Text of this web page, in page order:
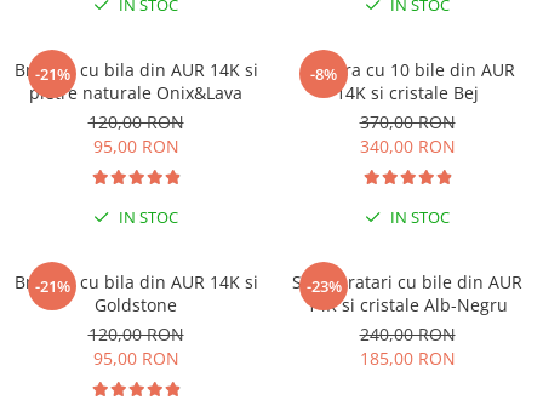
Coliere Transparente cu Cruce
Coliere Transparente cu Stea
Coliere Transparente cu Soare
Coliere Transparente cu Semilună
Coliere Transparente cu Zodii
Coliere Transparente cu Perle
Coliere Transparente cu Animale
Coliere Transparente cu Molecule
Coliere Transparente cu Pietre
Coliere Transparente Diverse
Brățări din Argint cu pietre
Brățări elastice cu pietre
semiprețioase
LĂNȚIȘOARE ARGINT
IN STOC IN STOC
-21%
Bratara cu bila din AUR 14K si
pietre naturale Onix&Lava
120,00 RON
95,00 RON
IN STOC
-8%
Bratara cu 10 bile din AUR
14K si cristale Bej
370,00 RON
340,00 RON
IN STOC
-21%
Bratara cu bila din AUR 14K si
Goldstone
120,00 RON
95,00 RON
-23%
Set 2 bratari cu bile din AUR
14K si cristale Alb-Negru
240,00 RON
185,00 RON